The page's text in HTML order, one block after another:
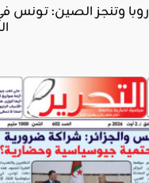
وتنجز الصين: تونس